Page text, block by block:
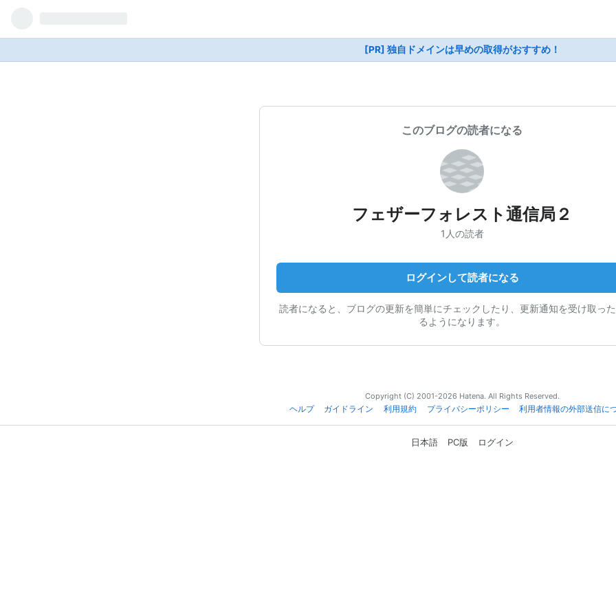
[PR] 独自ドメインは早めの取得がおすすめ！
このブログの読者になる
フェザーフォレスト通信局２
1人の読者
ログインして読者になる
読者になると、ブログの更新を簡単にチェックしたり、更新通知を受け取っ
るようになります。
Copyright (C) 2001-2026 Hatena. All Rights Reserved.
ヘルプ
ガイドライン 利用規約 プライバシーポリシー 利用者情報の外部送信に
日本語 PC版 ログイン